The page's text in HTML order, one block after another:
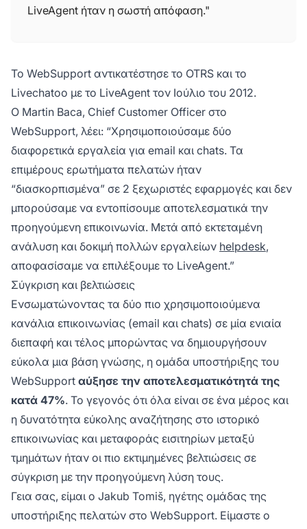
LiveAgent ήταν η σωστή απόφαση."
Το WebSupport αντικατέστησε το OTRS και το
Livechatoo με το LiveAgent τον Ιούλιο του 2012.
Ο Martin Baca, Chief Customer Officer στο
WebSupport, λέει: “Χρησιμοποιούσαμε δύο
διαφορετικά εργαλεία για email και chats. Τα
επιμέρους ερωτήματα πελατών ήταν
“διασκορπισμένα” σε 2 ξεχωριστές εφαρμογές και δεν
μπορούσαμε να εντοπίσουμε αποτελεσματικά την
προηγούμενη επικοινωνία. Μετά από εκτεταμένη
ανάλυση και δοκιμή πολλών εργαλείων helpdesk,
αποφασίσαμε να επιλέξουμε το LiveAgent.”
Σύγκριση και βελτιώσεις
Ενσωματώνοντας τα δύο πιο χρησιμοποιούμενα
κανάλια επικοινωνίας (email και chats) σε μία ενιαία
διεπαφή και τέλος μπορώντας να δημιουργήσουν
εύκολα μια βάση γνώσης, η ομάδα υποστήριξης του
WebSupport αύξησε την αποτελεσματικότητά της
κατά 47%. Το γεγονός ότι όλα είναι σε ένα μέρος και
η δυνατότητα εύκολης αναζήτησης στο ιστορικό
επικοινωνίας και μεταφοράς εισιτηρίων μεταξύ
τμημάτων ήταν οι πιο εκτιμημένες βελτιώσεις σε
σύγκριση με την προηγούμενη λύση τους.
Γεια σας, είμαι ο Jakub Tomiš, ηγέτης ομάδας της
υποστήριξης πελατών στο WebSupport. Είμαστε ο